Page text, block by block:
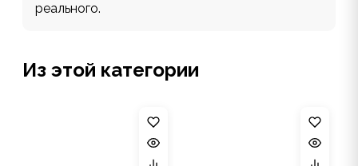
реального.
Из этой категории